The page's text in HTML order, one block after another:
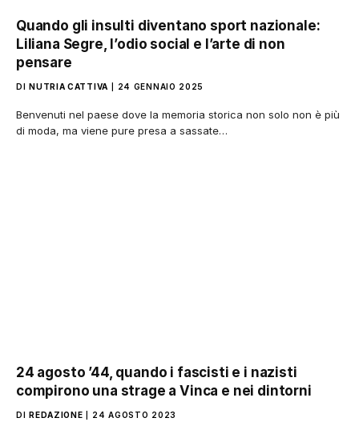
Quando gli insulti diventano sport nazionale:
Liliana Segre, l’odio social e l’arte di non
pensare
DI NUTRIA CATTIVA 24 GENNAIO 2025
Benvenuti nel paese dove la memoria storica non solo non è più
di moda, ma viene pure presa a sassate…
24 agosto ’44, quando i fascisti e i nazisti
compirono una strage a Vinca e nei dintorni
DI REDAZIONE 24 AGOSTO 2023